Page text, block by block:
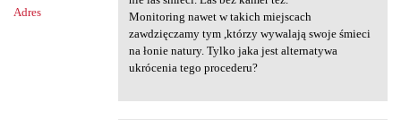
Adres
Monitoring nawet w takich miejscach
zawdzięczamy tym ,którzy wywalają swoje śmieci
na łonie natury. Tylko jaka jest alternatywa
ukrócenia tego procederu?